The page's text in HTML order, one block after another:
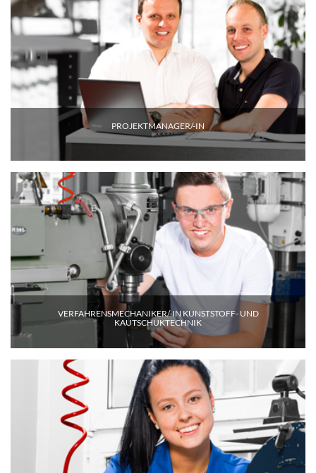
PROJEKTMANAGER/-IN
VERFAHRENSMECHANIKER/-IN KUNSTSTOFF- UND
KAUTSCHUKTECHNIK